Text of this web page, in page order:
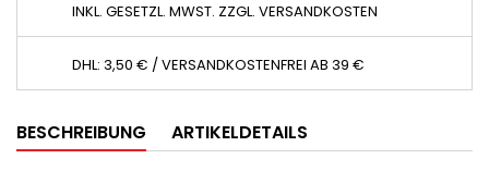
INKL. GESETZL. MWST. ZZGL. VERSANDKOSTEN
DHL: 3,50 € / VERSANDKOSTENFREI AB 39 €
BESCHREIBUNG ARTIKELDETAILS